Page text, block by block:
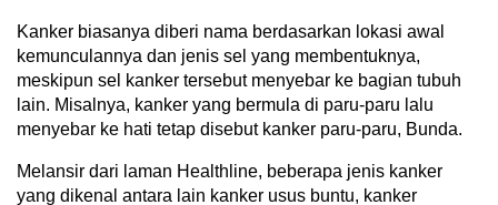
Kanker biasanya diberi nama berdasarkan lokasi awal
kemunculannya dan jenis sel yang membentuknya,
meskipun sel kanker tersebut menyebar ke bagian tubuh
lain. Misalnya, kanker yang bermula di paru-paru lalu
menyebar ke hati tetap disebut kanker paru-paru, Bunda.
Melansir dari laman Healthline, beberapa jenis kanker
yang dikenal antara lain kanker usus buntu, kanker